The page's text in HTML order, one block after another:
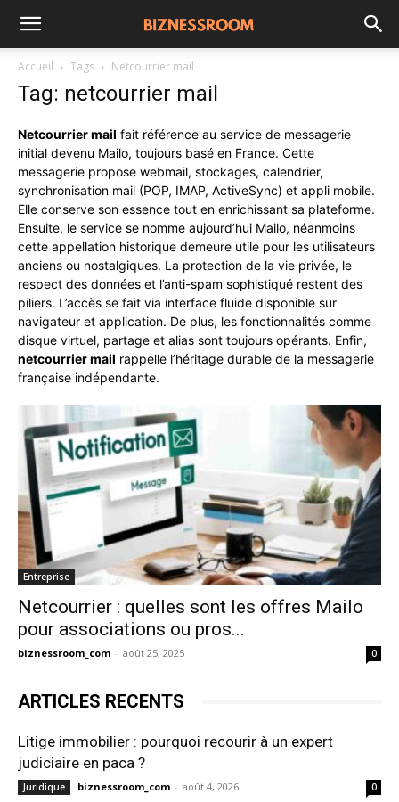
Accueil Tags Netcourrier mail
Tag: netcourrier mail
Netcourrier mail fait référence au service de messagerie
initial devenu Mailo, toujours basé en France. Cette
messagerie propose webmail, stockages, calendrier,
synchronisation mail (POP, IMAP, ActiveSync) et appli mobile.
Elle conserve son essence tout en enrichissant sa plateforme.
Ensuite, le service se nomme aujourd’hui Mailo, néanmoins
cette appellation historique demeure utile pour les utilisateurs
anciens ou nostalgiques. La protection de la vie privée, le
respect des données et l’anti-spam sophistiqué restent des
piliers. L’accès se fait via interface fluide disponible sur
navigateur et application. De plus, les fonctionnalités comme
disque virtuel, partage et alias sont toujours opérants. Enfin,
netcourrier mail rappelle l’héritage durable de la messagerie
française indépendante.
Entreprise
Netcourrier : quelles sont les offres Mailo
pour associations ou pros...
biznessroom_com - août 25, 2025 0
ARTICLES RECENTS
Litige immobilier : pourquoi recourir à un expert
judiciaire en paca ?
Juridique biznessroom_com - août 4, 2026 0